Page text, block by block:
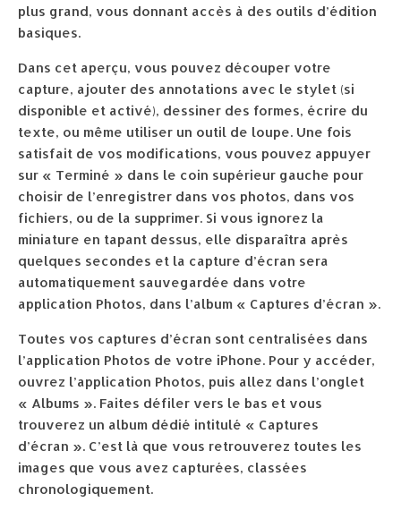
plus grand, vous donnant accès à des outils d’édition
basiques.
Dans cet aperçu, vous pouvez découper votre
capture, ajouter des annotations avec le stylet (si
disponible et activé), dessiner des formes, écrire du
texte, ou même utiliser un outil de loupe. Une fois
satisfait de vos modifications, vous pouvez appuyer
sur « Terminé » dans le coin supérieur gauche pour
choisir de l’enregistrer dans vos photos, dans vos
fichiers, ou de la supprimer. Si vous ignorez la
miniature en tapant dessus, elle disparaîtra après
quelques secondes et la capture d’écran sera
automatiquement sauvegardée dans votre
application Photos, dans l’album « Captures d’écran ».
Toutes vos captures d’écran sont centralisées dans
l’application Photos de votre iPhone. Pour y accéder,
ouvrez l’application Photos, puis allez dans l’onglet
« Albums ». Faites défiler vers le bas et vous
trouverez un album dédié intitulé « Captures
d’écran ». C’est là que vous retrouverez toutes les
images que vous avez capturées, classées
chronologiquement.